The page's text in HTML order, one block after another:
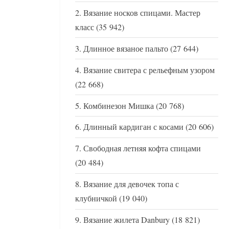
Вязание носков спицами. Мастер
класс(35 942)
Длинное вязаное пальто(27 644)
Вязание свитера с рельефным узором
(22 668)
Комбинезон Мишка(20 768)
Длинный кардиган с косами (20 606)
Свободная летняя кофта спицами
(20 484)
Вязание для девочек топа с
клубничкой (19 040)
Вязание жилета Danbury(18 821)